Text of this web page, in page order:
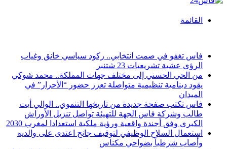
القائمة
فاس تغفو في صمت انتخابي.. ركود سياسي خانق وغياب
الرؤى عشية تشريعيات 23 شتنبر
من الحي الحسني إلى مختلف جهات المملكة.. محمد شوكي
يقود دينامية تنظيمية متواصلة تعزز حضور “الأحرار” في
الميدان
فاس تكتب صفحة جديدة من تاريخها التنموي.. الوالي أيت
طالب وشركة فاس الجهة للتهيئة تواصل تنزيل الأوراش
الكبرى وفق أجندة واقعية ورؤية ملكية استعدادا لمغرب 2030
استعمال السلاح الوظيفي لتوقيف جانح اعتدى على والديه
وأصاب شرطياً بضواحي مكناس